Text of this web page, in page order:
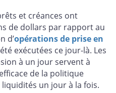
et créances ont
de dollars par rapport au
d’opérations de prise en
exécutées ce jour-là. Les
à un jour servent à
de la politique
un jour à la fois.